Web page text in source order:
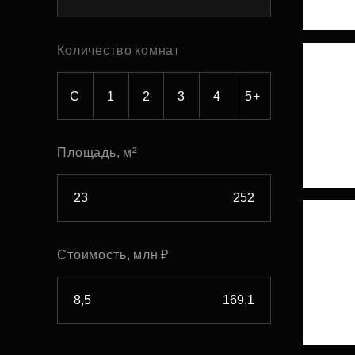
Рефинансирование
Количество комнат
С 1 2 3 4 5+
Площадь, м²
Стоимость, млн ₽